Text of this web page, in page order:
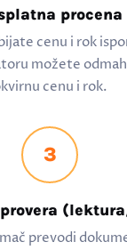
procena
cenu i rok
možete
cenu i rok.
3
provera
prevodi